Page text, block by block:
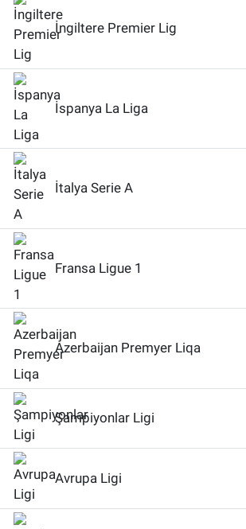
İngiltere Premier Lig
İspanya La Liga
İtalya Serie A
Fransa Ligue 1
Azerbaijan Premyer Liqa
Şampiyonlar Ligi
Avrupa Ligi